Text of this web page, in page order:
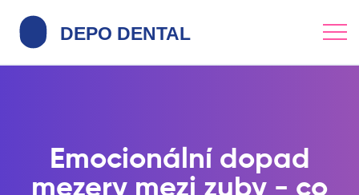
Emocionální dopad
mezery mezi zuby - co